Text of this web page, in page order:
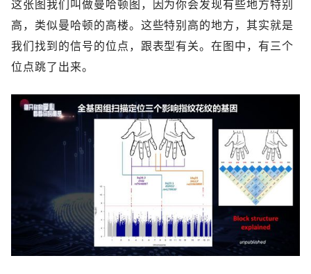
这张图我们叫做曼哈顿图，因为你会发现有些地方特别
高，类似曼哈顿的高楼。这些特别高的地方，其实就是
我们找到的信号的位点，跟表型有关。在图中，有三个
位点跳了出来。